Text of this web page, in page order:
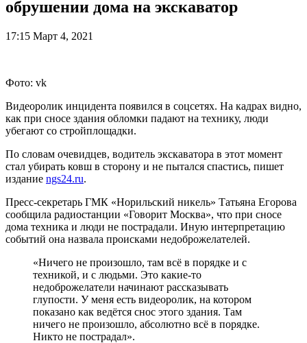
обрушении дома на экскаватор
17:15 Март 4, 2021
Фото: vk
Видеоролик инцидента появился в соцсетях. На кадрах видно,
как при сносе здания обломки падают на технику, люди
убегают со стройплощадки.
По словам очевидцев, водитель экскаватора в этот момент
стал убирать ковш в сторону и не пытался спастись, пишет
издание ngs24.ru.
Пресс-секретарь ГМК «Норильский никель» Татьяна Егорова
сообщила радиостанции «Говорит Москва», что при сносе
дома техника и люди не пострадали. Иную интерпретацию
событий она назвала происками недоброжелателей.
«Ничего не произошло, там всё в порядке и с
техникой, и с людьми. Это какие-то
недоброжелатели начинают рассказывать
глупости. У меня есть видеоролик, на котором
показано как ведётся снос этого здания. Там
ничего не произошло, абсолютно всё в порядке.
Никто не пострадал».